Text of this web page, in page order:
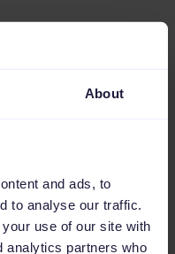
About
and ads, to
to analyse our traffic.
use of our site with
analytics partners who
y acciones de
toda empresa
importar la